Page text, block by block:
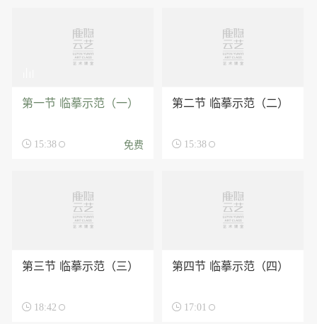
第一节 临摹示范（一）
 15:38 免费
第二节 临摹示范（二）
 15:38
第三节 临摹示范（三）
 18:42
第四节 临摹示范（四）
 17:01